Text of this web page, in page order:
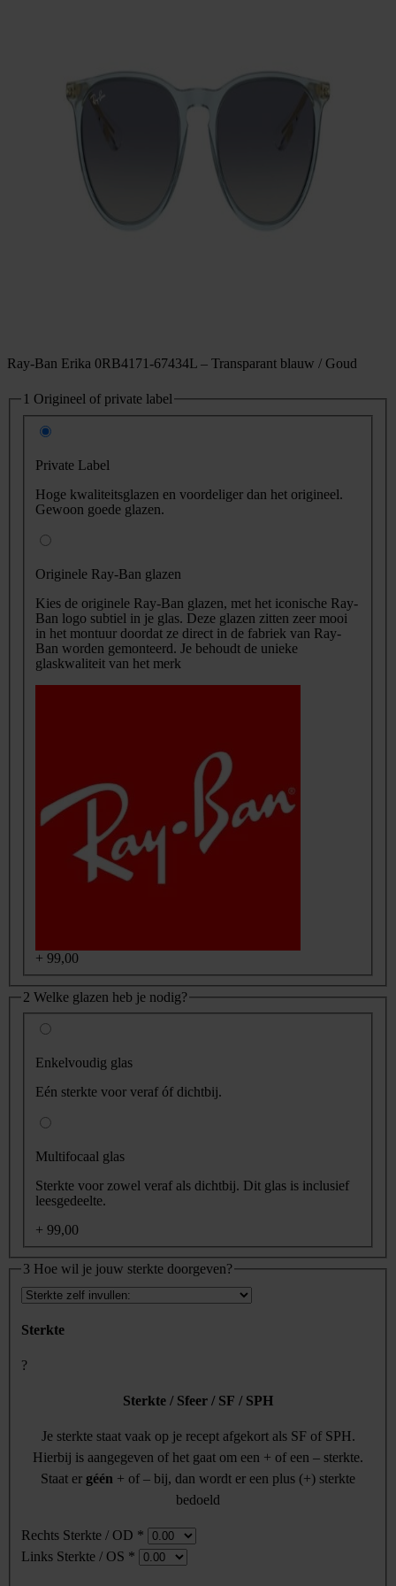
Ray-Ban Erika 0RB4171-67434L – Transparant blauw / Goud
1 Origineel of private label
Private Label
Hoge kwaliteitsglazen en voordeliger dan het origineel.
Gewoon goede glazen.
Originele Ray-Ban glazen
Kies de originele Ray-Ban glazen, met het iconische Ray-
Ban logo subtiel in je glas. Deze glazen zitten zeer mooi
in het montuur doordat ze direct in de fabriek van Ray-
Ban worden gemonteerd. Je behoudt de unieke
glaskwaliteit van het merk
+ 99,00
2 Welke glazen heb je nodig?
Enkelvoudig glas
Eén sterkte voor veraf óf dichtbij.
Multifocaal glas
Sterkte voor zowel veraf als dichtbij. Dit glas is inclusief
leesgedeelte.
+ 99,00
3 Hoe wil je jouw sterkte doorgeven?
Sterkte
?
Sterkte / Sfeer / SF / SPH
Je sterkte staat vaak op je recept afgekort als SF of SPH.
Hierbij is aangegeven of het gaat om een + of een – sterkte.
Staat er géén + of – bij, dan wordt er een plus (+) sterkte
bedoeld
Rechts Sterkte / OD *
Links Sterkte / OS *